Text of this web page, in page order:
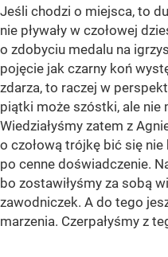
Jeśli chodzi o miejsca, to
nie pływały w czołowej
o zdobyciu medalu na
pojęcie jak czarny koń
zdarza, to raczej w
piątki może szóstki, ale nie
Wiedziałyśmy zatem z
o czołową trójkę bić się nie
po cenne doświadczenie.
bo zostawiłyśmy za sobą
zawodniczek. A do tego
marzenia. Czerpałyśmy z